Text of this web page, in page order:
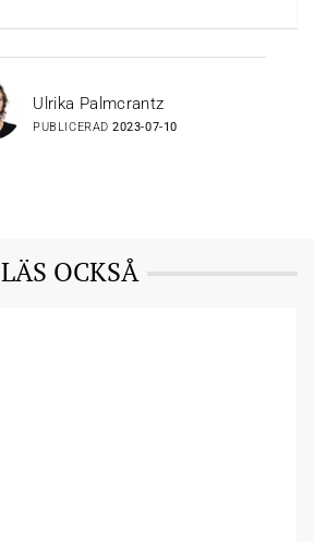
Ulrika Palmcrantz
PUBLICERAD2023-07-10
LÄS OCKSÅ